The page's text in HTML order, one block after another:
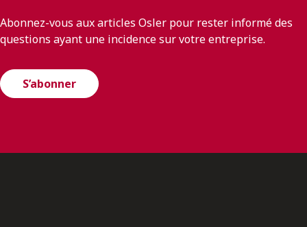
Abonnez-vous aux articles Osler pour rester informé des
questions ayant une incidence sur votre entreprise.
S’abonner